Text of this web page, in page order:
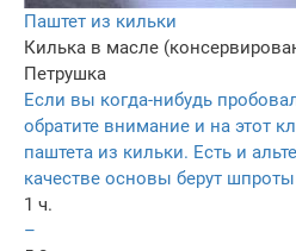
Паштет из кильки
Килька в масле
Петрушка
Если вы когда-нибудь
обратите внимание и на этот
паштета из кильки. Есть и
качестве основы берут
1 ч.
–